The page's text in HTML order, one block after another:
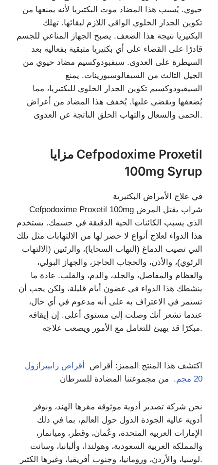
حيوي. يُسبب هذا المضاد موت البكتيريا لأنه يمنعها من
تكوين الجدار الخلوي الواقي اللازم لبقائها. تهلك
البكتيريا نتيجة هذا الضعف. يصبح الجهاز المناعي للجسم
قادرًا على القضاء على أي بكتيريا متبقية بفعالية بعد
السيطرة على العدوى. سيفبودوكسيم مضاد حيوي من
الجيل الثالث من السيفالوسبورينات. يمنع
السيفبودوكسيم تكوين الجدار الخلوي للبكتيريا، مما
يُضعفها ويقضي عليها. يُخفف هذا المضاد من أعراض
الحمى والسعال والتهاب الحلق الناتجة عن العدوى.
مزايا Cefpodoxime Proxetil
100mg Syrup
في علاج الأمراض البكتيرية
Cefpodoxime Proxetil 100mg شراب يقتل المرض
الذي يسبب الكائنات الحية الدقيقة في جسمك. يستخدم
هذا الدواء لعلاج أنواع لا حصر لها من الالتهابات مثل تلك
التي تصيب الدماغ (التهاب السحايا)، والرئتين (الالتهاب
الرئوي)، والأذن، والحجاب الحاجز، والجهاز البولي،
والعظام والمفاصل، والجلد، والدم، والقلب. عادة ما
ينشطك هذا الدواء في غضون أيام قليلة، ولكن يجب أن
تستمر في الاعتراف به على أنه مدعوم في أي حال،
عندما تشعر أنك وصلت إلى مستوى أعلى. إن إيقافه
مبكرًا قد يهيئ للتعامل مع الأمور ويصعب علاجه.
اكتشف هذا المنتج المميز: أقراص
أقراص رابيبرازول
20 مجم
. من مجموعتنا المضادة للسرطان
نحن شركة تصدير أدوية موثوقة مقرها الهند، ونوفر
أدوية عالية الجودة الدول حول العالم، بما في ذلك
الإمارات العربية المتحدة، وعُمان، وقطر، وميانمار،
والمملكة العربية السعودية، وهولندا، وألبانيا، وسانت
لوسيا، والأردن، ورومانيا، وجنوب أفريقيا، وغيرها الكثير.